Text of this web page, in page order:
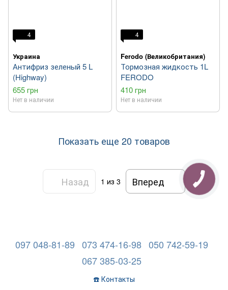
4
Украина
Антифриз зеленый 5 L
(Highway)
655 грн
Нет в наличии
4
Ferodo (Великобритания)
Тормозная жидкость 1L
FERODO
410 грн
Нет в наличии
Показать еще 20 товаров
Назад 1 из 3 Вперед
097 048-81-89 073 474-16-98 050 742-59-19
067 385-03-25
☎️ Контакты